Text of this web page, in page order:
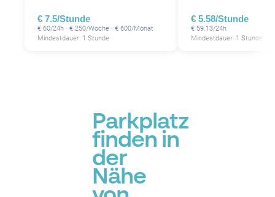
P
P
€ 7.5/Stunde
€ 60/24h · € 250/Woche · € 600/Monat
Mindestdauer: 1 Stunde
€ 5.58/Stunde
€ 59.13/24h
Mindestdauer: 1 Stunde
Parkplatz
finden in
der
Nähe